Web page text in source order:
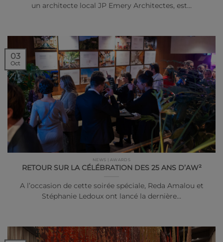
un architecte local JP Emery Architectes, est…
NEWS | AWARDS
RETOUR SUR LA CÉLÉBRATION DES 25 ANS D’AW²
A l’occasion de cette soirée spéciale, Reda Amalou et
Stéphanie Ledoux ont lancé la dernière…
03
Oct